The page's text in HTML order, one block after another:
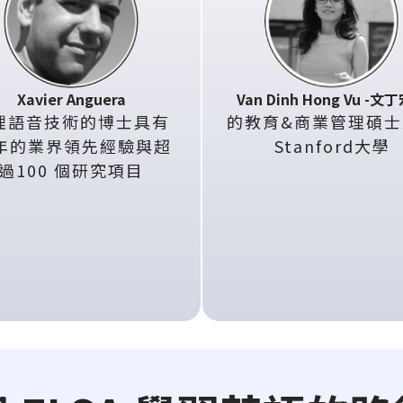
Xavier Anguera
語音技術的博士具有
的業界領先經驗與超
100 個研究項目
Van Dinh Hong Vu -文丁
的教育&商業管理碩
Stanford大學